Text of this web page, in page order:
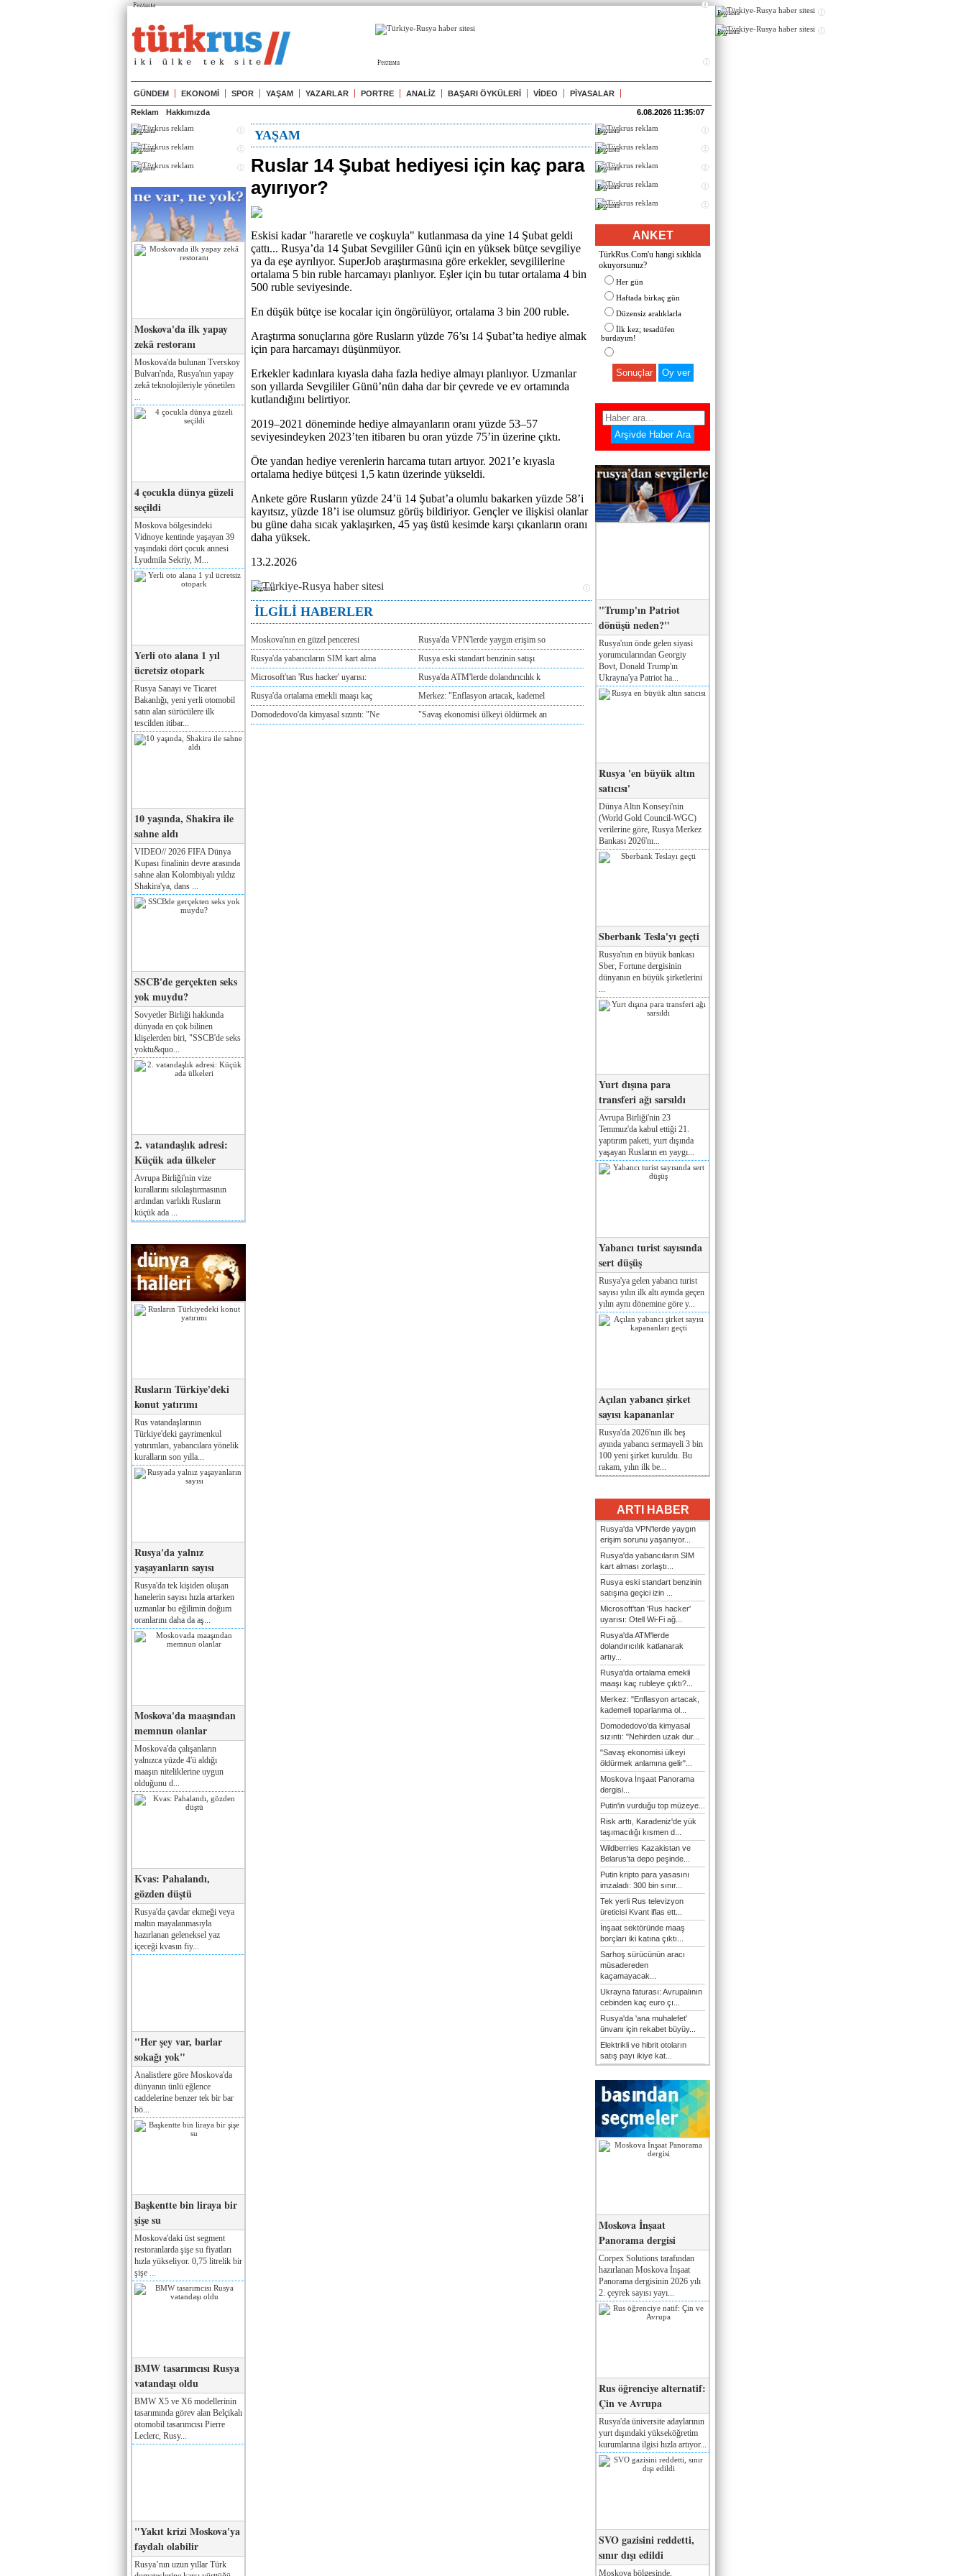
Реклама
Реклама
GÜNDEM EKONOMİ SPOR YAŞAM YAZARLAR PORTRE ANALİZ BAŞARI ÖYKÜLERİ VİDEO PİYASALAR
Reklam Hakkımızda 6.08.2026 11:35:07
Реклама
Реклама
Реклама
Moskova'da ilk yapay
zekâ restoranı
Moskova'da bulunan Tverskoy
Bulvarı'nda, Rusya'nın yapay
zekâ teknolojileriyle yönetilen
4 çocukla dünya güzeli
seçildi
Moskova bölgesindeki
Vidnoye kentinde yaşayan 39
yaşındaki dört çocuk annesi
Lyudmila Sekriy, M...
Yerli oto alana 1 yıl
ücretsiz otopark
Rusya Sanayi ve Ticaret
Bakanlığı, yeni yerli otomobil
satın alan sürücülere ilk
tescilden itibar...
10 yaşında, Shakira ile
sahne aldı
VIDEO// 2026 FIFA Dünya
Kupası finalinin devre arasında
sahne alan Kolombiyalı yıldız
Shakira'ya, dans ...
SSCB'de gerçekten seks
yok muydu?
Sovyetler Birliği hakkında
dünyada en çok bilinen
klişelerden biri, "SSCB'de seks
yoktu&quo...
2. vatandaşlık adresi:
Küçük ada ülkeler
Avrupa Birliği'nin vize
kurallarını sıkılaştırmasının
ardından varlıklı Rusların
küçük ada ...
Rusların Türkiye'deki
konut yatırımı
Rus vatandaşlarının
Türkiye'deki gayrimenkul
yatırımları, yabancılara yönelik
kuralların son yılla...
Rusya'da yalnız
yaşayanların sayısı
Rusya'da tek kişiden oluşan
hanelerin sayısı hızla artarken
uzmanlar bu eğilimin doğum
oranlarını daha da aş...
Moskova'da maaşından
memnun olanlar
Moskova'da çalışanların
yalnızca yüzde 4'ü aldığı
maaşın niteliklerine uygun
olduğunu d...
Kvas: Pahalandı,
gözden düştü
Rusya'da çavdar ekmeği veya
maltın mayalanmasıyla
hazırlanan geleneksel yaz
içeceği kvasın fiy...
"Her şey var, barlar
sokağı yok"
Analistlere göre Moskova'da
dünyanın ünlü eğlence
caddelerine benzer tek bir bar
bö...
Başkentte bin liraya bir
şişe su
Moskova'daki üst segment
restoranlarda şişe su fiyatları
hızla yükseliyor. 0,75 litrelik bir
şişe ...
BMW tasarımcısı Rusya
vatandaşı oldu
BMW X5 ve X6 modellerinin
tasarımında görev alan Belçikalı
otomobil tasarımcısı Pierre
Leclerc, Rusy...
"Yakıt krizi Moskova'ya
faydalı olabilir
Rusya’nın uzun yıllar Türk
YAŞAM
Ruslar 14 Şubat hediyesi için kaç para
ayırıyor?
Eskisi kadar "hararetle ve coşkuyla" kutlanmasa da yine 14 Şubat geldi
çattı... Rusya’da 14 Şubat Sevgililer Günü için en yüksek bütçe sevgiliye
ya da eşe ayrılıyor. SuperJob araştırmasına göre erkekler, sevgililerine
ortalama 5 bin ruble harcamayı planlıyor. Eşler için bu tutar ortalama 4 bin
500 ruble seviyesinde.
En düşük bütçe ise kocalar için öngörülüyor, ortalama 3 bin 200 ruble.
Araştırma sonuçlarına göre Rusların yüzde 76’sı 14 Şubat’ta hediye almak
için para harcamayı düşünmüyor.
Erkekler kadınlara kıyasla daha fazla hediye almayı planlıyor. Uzmanlar
son yıllarda Sevgililer Günü’nün daha dar bir çevrede ve ev ortamında
kutlandığını belirtiyor.
2019–2021 döneminde hediye almayanların oranı yüzde 53–57
seviyesindeyken 2023’ten itibaren bu oran yüzde 75’in üzerine çıktı.
Öte yandan hediye verenlerin harcama tutarı artıyor. 2021’e kıyasla
ortalama hediye bütçesi 1,5 katın üzerinde yükseldi.
Ankete göre Rusların yüzde 24’ü 14 Şubat’a olumlu bakarken yüzde 58’i
kayıtsız, yüzde 18’i ise olumsuz görüş bildiriyor. Gençler ve ilişkisi olanlar
bu güne daha sıcak yaklaşırken, 45 yaş üstü kesimde karşı çıkanların oranı
daha yüksek.
13.2.2026
Реклама
İLGİLİ HABERLER
Moskova'nın en güzel penceresi
Rusya'da VPN'lerde yaygın erişim so
Rusya'da yabancıların SIM kart alma
Rusya eski standart benzinin satışı
Microsoft'tan 'Rus hacker' uyarısı:
Rusya'da ATM'lerde dolandırıcılık k
Rusya'da ortalama emekli maaşı kaç
Merkez: "Enflasyon artacak, kademel
Domodedovo'da kimyasal sızıntı: "Ne
"Savaş ekonomisi ülkeyi öldürmek an
Реклама
Реклама
Реклама
Реклама
Реклама
ANKET
TürkRus.Com'u hangi sıklıkla
okuyorsunuz?
Her gün
Haftada birkaç gün
Düzensiz aralıklarla
İlk kez; tesadüfen
burdayım!
Sonuçlar
"Trump'ın Patriot
dönüşü neden?"
Rusya'nın önde gelen siyasi
yorumcularından Georgiy
Bovt, Donald Trump'ın
Ukrayna'ya Patriot ha...
Rusya 'en büyük altın
satıcısı'
Dünya Altın Konseyi'nin
(World Gold Council-WGC)
verilerine göre, Rusya Merkez
Bankası 2026'nı...
Sberbank Tesla'yı geçti
Rusya'nın en büyük bankası
Sber, Fortune dergisinin
dünyanın en büyük şirketlerini
...
Yurt dışına para
transferi ağı sarsıldı
Avrupa Birliği'nin 23
Temmuz'da kabul ettiği 21.
yaptırım paketi, yurt dışında
yaşayan Rusların en yaygı...
Yabancı turist sayısında
sert düşüş
Rusya'ya gelen yabancı turist
sayısı yılın ilk altı ayında geçen
yılın aynı dönemine göre y...
Açılan yabancı şirket
sayısı kapananlar
Rusya'da 2026'nın ilk beş
ayında yabancı sermayeli 3 bin
100 yeni şirket kuruldu. Bu
rakam, yılın ilk be...
ARTI HABER
Rusya'da VPN'lerde yaygın
erişim sorunu yaşanıyor...
Rusya'da yabancıların SIM
kart alması zorlaştı...
Rusya eski standart benzinin
satışına geçici izin ...
Microsoft'tan 'Rus hacker'
uyarısı: Otell Wi-Fi ağ...
Rusya'da ATM'lerde
dolandırıcılık katlanarak
artıy...
Rusya'da ortalama emekli
maaşı kaç rubleye çıktı?...
Merkez: "Enflasyon artacak,
kademeli toparlanma ol...
Domodedovo'da kimyasal
sızıntı: "Nehirden uzak dur...
"Savaş ekonomisi ülkeyi
öldürmek anlamına gelir"...
Moskova İnşaat Panorama
dergisi...
Putin'in vurduğu top müzeye...
Risk arttı, Karadeniz'de yük
taşımacılığı kısmen d...
Wildberries Kazakistan ve
Belarus'ta depo peşinde...
Putin kripto para yasasını
imzaladı: 300 bin sınır...
Tek yerli Rus televizyon
üreticisi Kvant iflas ett...
İnşaat sektöründe maaş
borçları iki katına çıktı...
Sarhoş sürücünün aracı
müsadereden
kaçamayacak...
Ukrayna faturası: Avrupalının
cebinden kaç euro çı...
Rusya'da 'ana muhalefet'
ünvanı için rekabet büyüy...
Elektrikli ve hibrit otoların
satış payı ikiye kat...
Moskova İnşaat
Panorama dergisi
Corpex Solutions tarafından
hazırlanan Moskova İnşaat
Panorama dergisinin 2026 yılı
2. çeyrek sayısı yayı...
Rus öğrenciye alternatif:
Çin ve Avrupa
Rusya'da üniversite adaylarının
yurt dışındaki yükseköğretim
kurumlarına ilgisi hızla artıyor...
SVO gazisini reddetti,
sınır dışı edildi
Moskova bölgesinde,
Реклама
Реклама